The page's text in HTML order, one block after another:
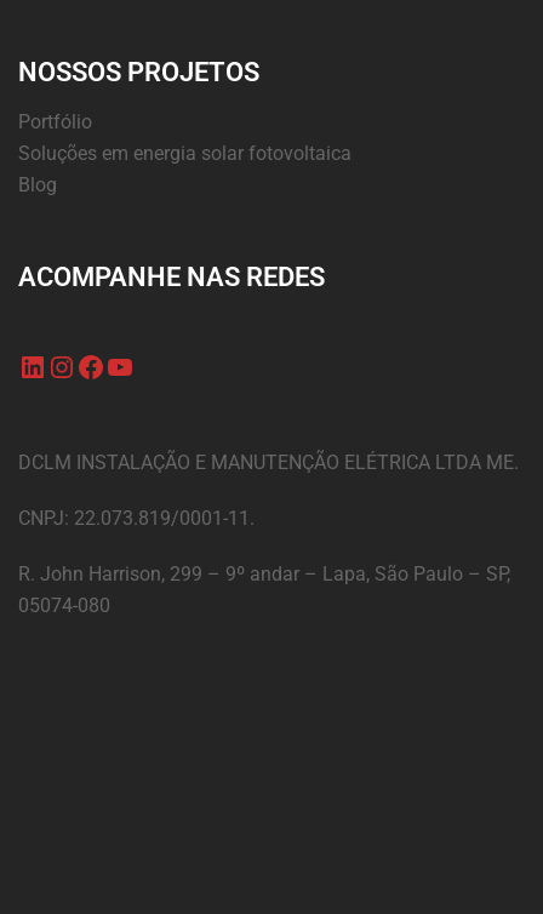
NOSSOS PROJETOS
Portfólio
Soluções em energia solar fotovoltaica
Blog
ACOMPANHE NAS REDES
DCLM INSTALAÇÃO E MANUTENÇÃO ELÉTRICA LTDA ME.
CNPJ: 22.073.819/0001-11.
R. John Harrison, 299 – 9º andar – Lapa, São Paulo – SP,
05074-080